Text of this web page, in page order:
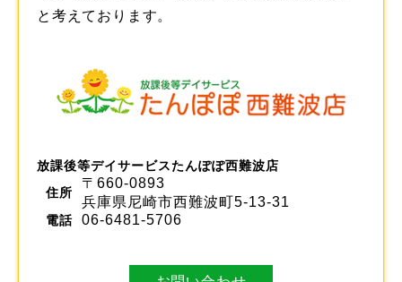
と考えております。
放課後等デイサービスたんぽぽ西難波店
住所
〒660-0893
兵庫県尼崎市西難波町5-13-31
電話 06-6481-5706